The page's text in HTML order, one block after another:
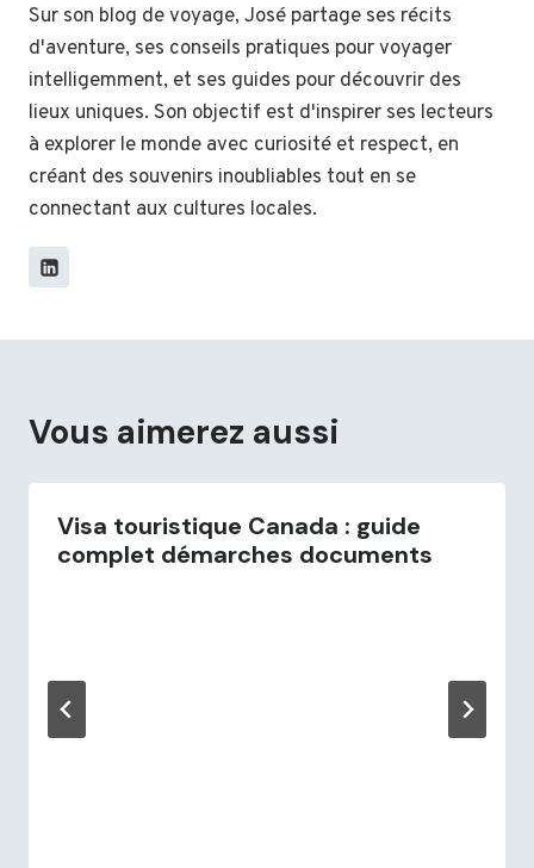
Sur son blog de voyage, José partage ses récits
d'aventure, ses conseils pratiques pour voyager
intelligemment, et ses guides pour découvrir des
lieux uniques. Son objectif est d'inspirer ses lecteurs
à explorer le monde avec curiosité et respect, en
créant des souvenirs inoubliables tout en se
connectant aux cultures locales.
Vous aimerez aussi
Visa touristique Canada : guide
complet démarches documents